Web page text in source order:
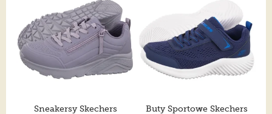
Sneakersy Skechers Buty Sportowe Skechers